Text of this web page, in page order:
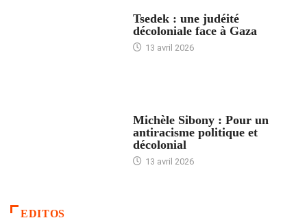
Tsedek : une judéité
décoloniale face à Gaza
13 avril 2026
Michèle Sibony : Pour un
antiracisme politique et
décolonial
13 avril 2026
EDITOS